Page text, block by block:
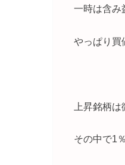
一時は含み
やっぱり買
上昇銘柄
その中で1